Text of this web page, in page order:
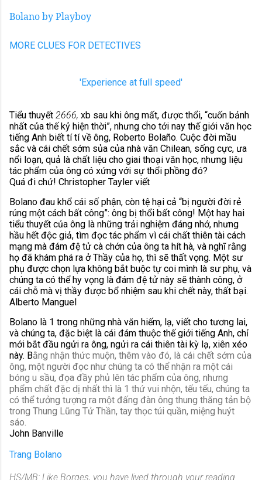
Bolano by Playboy
MORE CLUES FOR DETECTIVES
'Experience at full speed'
Tiểu thuyết 2666, xb sau khi ông mất, được thổi, “cuốn bảnh
nhất của thế kỷ hiện thời”, nhưng cho tới nay thế giới văn học
tiếng Anh biết tí tí về ông, Roberto Bolaño. Cuộc đời mầu
sắc và cái chết sớm sủa của nhà văn Chilean, sống cực, ưa
nổi loạn, quả là chất liệu cho giai thoại văn học, nhưng liệu
tác phẩm của ông có xứng với sự thổi phồng đó?
Quá đi chứ! Christopher Tayler viết
Bolano đau khổ cái số phận, còn tệ hại cả “bị người đời rẻ
rúng một cách bất công”: ông bị thổi bất công! Một hay hai
tiểu thuyết của ông là những trải nghiệm đáng nhớ, nhưng
hầu hết độc giả, tìm đọc tác phẩm vì cái chất thiên tài cách
mạng mà đám đệ tử cà chớn của ông ta hít hà, và nghĩ rằng
họ đã khám phá ra ở Thầy của họ, thì sẽ thất vọng. Một sư
phụ được chọn lựa không bắt buộc tự coi mình là sư phụ, và
chúng ta có thể hy vọng là đám đệ tử này sẽ thành công, ở
cái chỗ mà vị thầy được bổ nhiệm sau khi chết này, thất bại.
Alberto Manguel
Bolano là 1 trong những nhà văn hiếm, lạ, viết cho tương lai,
và chúng ta, đặc biệt là cái đám thuộc thế giới tiếng Anh, chỉ
mới bắt đầu ngửi ra ông, ngửi ra cái thiên tài kỳ lạ, xiên xéo
này. Bằng nhận thức muộn, thêm vào đó, là cái chết sớm của
ông, một người đọc như chúng ta có thể nhận ra một cái
bóng u sầu, đọa đầy phủ lên tác phẩm của ông, nhưng
phẩm chất đặc dị nhất thì là 1 thứ vui nhộn, tếu tếu, chúng ta
có thể tưởng tượng ra một đấng đàn ông thung thăng tản bộ
trong Thung Lũng Tử Thần, tay thọc túi quần, miệng huýt
sáo.
John Banville
Trang Bolano
HS/MB: Like Borges, you have lived through your reading.